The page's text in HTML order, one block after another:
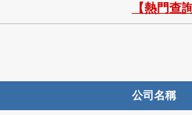
【熱門查
公司名稱